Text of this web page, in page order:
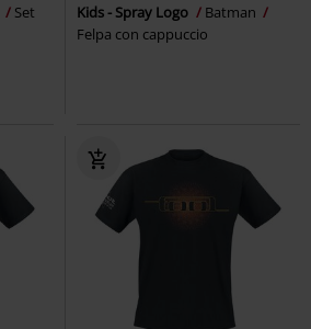
Set
Kids - Spray Logo
Batman
Felpa con cappuccio